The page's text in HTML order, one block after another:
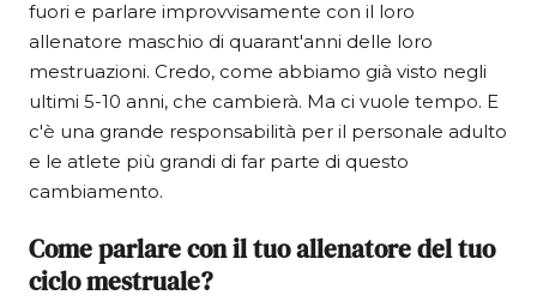
fuori e parlare improvvisamente con il loro
allenatore maschio di quarant'anni delle loro
mestruazioni. Credo, come abbiamo già visto negli
ultimi 5-10 anni, che cambierà. Ma ci vuole tempo. E
c'è una grande responsabilità per il personale adulto
e le atlete più grandi di far parte di questo
cambiamento.
Come parlare con il tuo allenatore del tuo
ciclo mestruale?